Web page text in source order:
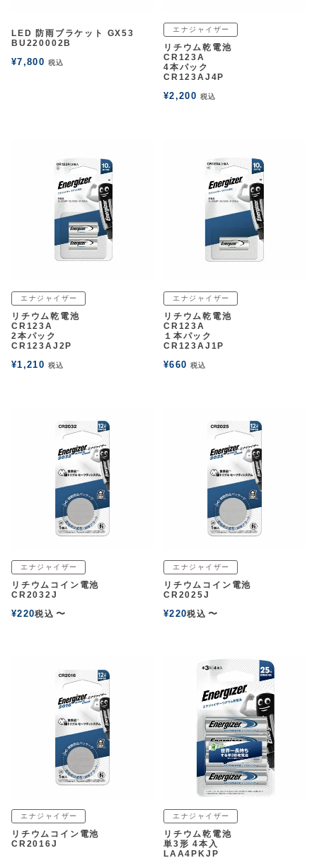
LED 防雨ブラケット GX53
BU220002B
¥7,800 税込
エナジャイザー
リチウム乾電池
CR123A
4本パック
CR123AJ4P
¥2,200 税込
エナジャイザー
リチウム乾電池
CR123A
2本パック
CR123AJ2P
¥1,210 税込
エナジャイザー
リチウム乾電池
CR123A
１本パック
CR123AJ1P
¥660 税込
エナジャイザー
リチウムコイン電池
CR2032J
¥220税込 〜
エナジャイザー
リチウムコイン電池
CR2025J
¥220税込 〜
エナジャイザー
リチウムコイン電池
CR2016J
エナジャイザー
リチウム乾電池
単3形 4本入
LAA4PKJP